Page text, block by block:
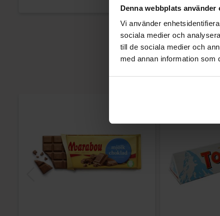
Denna webbplats använder
Vi använder
sociala medier och
till de sociala medier och
med annan information som